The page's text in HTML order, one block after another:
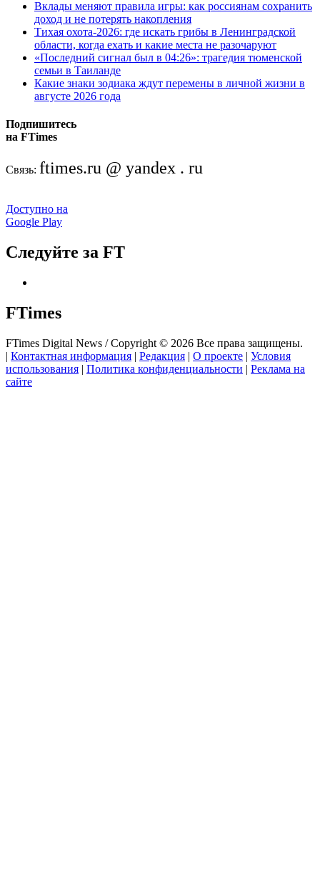
Вклады меняют правила игры: как россиянам сохранить
доход и не потерять накопления
Тихая охота-2026: где искать грибы в Ленинградской
области, когда ехать и какие места не разочаруют
«Последний сигнал был в 04:26»: трагедия тюменской
семьи в Таиланде
Какие знаки зодиака ждут перемены в личной жизни в
августе 2026 года
Подпишитесь
на FTimes
Связь: ftimes.ru @ yandex . ru
Доступно на
Google Play
Следуйте за FT
FTimes
FTimes Digital News / Copyright © 2026 Все права защищены.
| Контактная информация | Редакция | О проекте | Условия
использования | Политика конфиденциальности | Реклама на
сайте